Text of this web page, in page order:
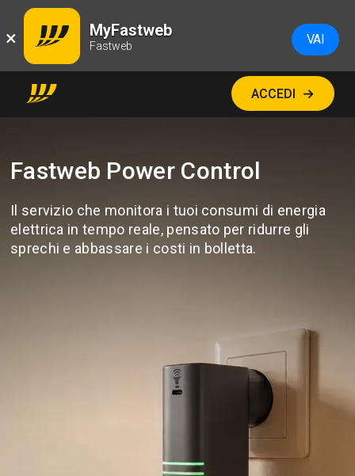
× MyFastweb
Fastweb VAI
ACCEDI
Fastweb Power Control
Il servizio che monitora i tuoi consumi di energia
elettrica in tempo reale, pensato per ridurre gli
sprechi e abbassare i costi in bolletta.